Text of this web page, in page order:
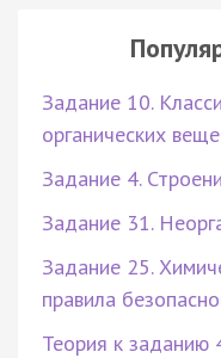
Задание 10.
органических
Задание 4.
Задание 31.
Задание 25.
правила
Теория к заданию